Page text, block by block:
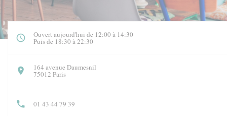
Ouvert aujourd'hui de 12:00 à 14:30
Puis de 18:30 à 22:30
164 avenue Daumesnil
75012 Paris
01 43 44 79 39